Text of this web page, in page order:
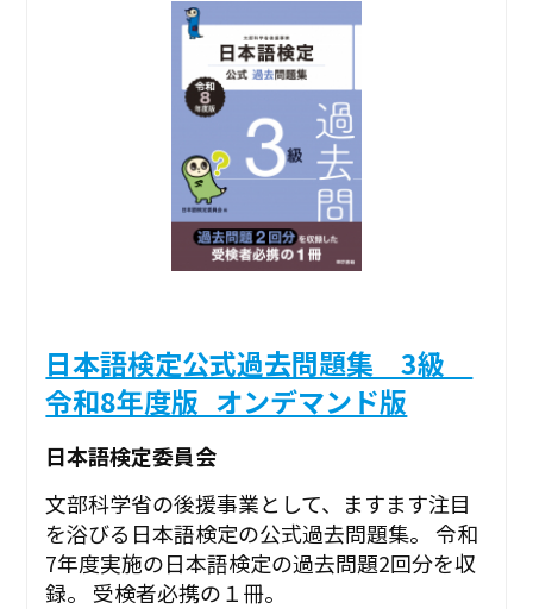
日本語検定公式過去問題集 3級
令和8年度版_オンデマンド版
日本語検定委員会
文部科学省の後援事業として、ますます注目
を浴びる日本語検定の公式過去問題集。 令和
7年度実施の日本語検定の過去問題2回分を収
録。 受検者必携の１冊。